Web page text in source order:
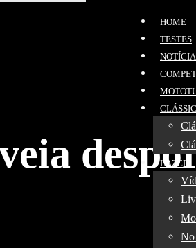
HOME
TESTES
LAZER